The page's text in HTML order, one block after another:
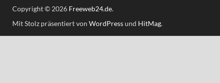
Copyright © 2026 Freeweb24.de.
Mit Stolz präsentiert von WordPressund HitMag.